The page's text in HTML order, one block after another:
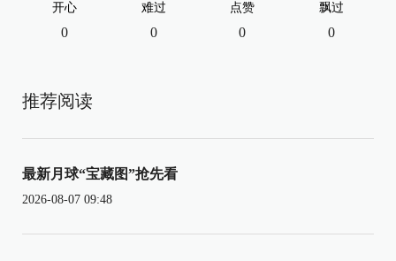
开心
0
难过
0
点赞
0
飘过
0
推荐阅读
最新月球“宝藏图”抢先看
2026-08-07 09:48